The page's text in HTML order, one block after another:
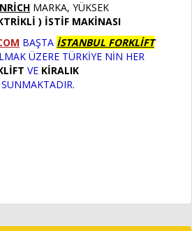
MARKA, YÜKSEK
) İSTİF MAKİNASI
BAŞTA İSTANBUL FORKLİFT
ÜZERE TÜRKİYE NİN HER
VE KİRALIK